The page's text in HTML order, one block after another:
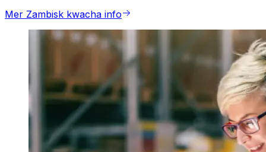
Mer Zambisk kwacha info